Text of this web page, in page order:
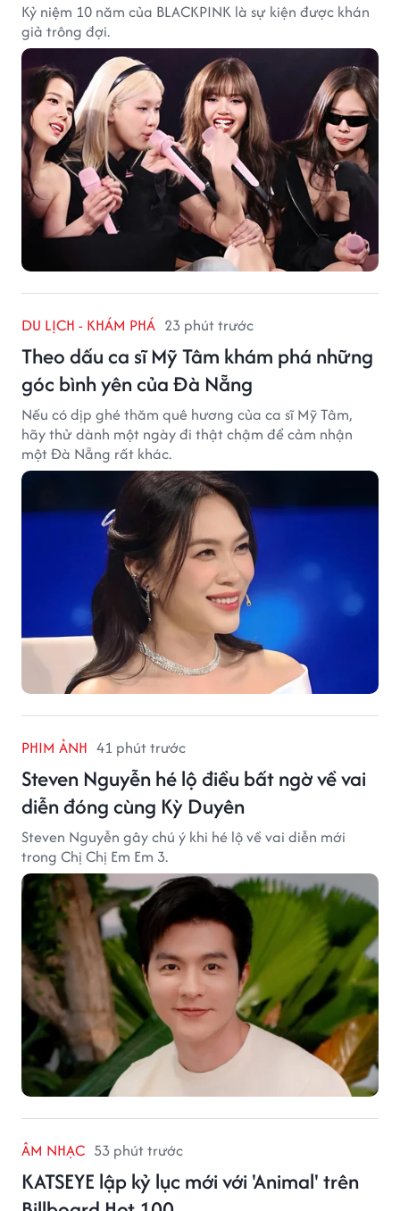
Kỷ niệm 10 năm của BLACKPINK là sự kiện được khán
giả trông đợi.
DU LỊCH - KHÁM PHÁ 23 phút trước
Theo dấu ca sĩ Mỹ Tâm khám phá những
góc bình yên của Đà Nẵng
Nếu có dịp ghé thăm quê hương của ca sĩ Mỹ Tâm,
hãy thử dành một ngày đi thật chậm để cảm nhận
một Đà Nẵng rất khác.
PHIM ẢNH 41 phút trước
Steven Nguyễn hé lộ điều bất ngờ về vai
diễn đóng cùng Kỳ Duyên
Steven Nguyễn gây chú ý khi hé lộ về vai diễn mới
trong Chị Chị Em Em 3.
ÂM NHẠC 53 phút trước
KATSEYE lập kỷ lục mới với 'Animal' trên